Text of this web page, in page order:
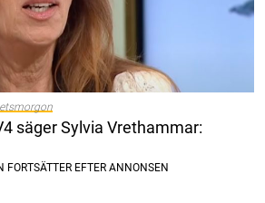
säger Sylvia Vrethammar: